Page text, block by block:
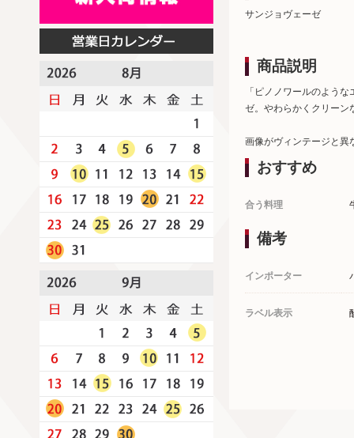
サンジョヴェーゼ
商品説明
「ピノノワールのよう
ゼ。やわらかくクリーン
画像がヴィンテージと異
おすすめ
合う料理
備考
インポーター
ラベル表示